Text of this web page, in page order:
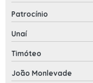
Patrocínio
Unaí
Timóteo
João Monlevade